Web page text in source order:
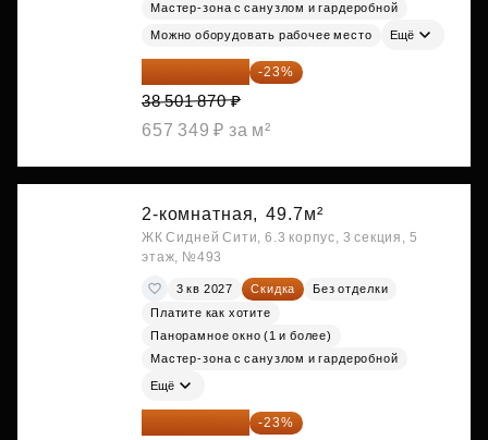
Мастер-зона с санузлом и гардеробной
Можно оборудовать рабочее место Ещё
29 646 440 ₽ -23%
38 501 870 ₽
657 349 ₽ за м²
2-комнатная, 49.7м²
ЖК Сидней Сити, 6.3 корпус, 3 секция, 5
этаж, №493
3 кв 2027 Скидка
Без отделки
Платите как хотите
Панорамное окно (1 и более)
Мастер-зона с санузлом и гардеробной
Ещё
29 792 417 ₽ -23%